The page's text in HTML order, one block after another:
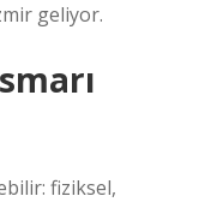
geliyor.
fiziksel,